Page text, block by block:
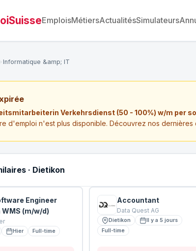
EmploisMétiersActualitésSimulateurs
Informatique &amp; IT
Verkehrsdienst (50 - 100%) w/m per
d'emploi n'est plus disponible. Découvrez nos dernières
· Dietikon
Engineer
(m/w/d)
Hier Full-time
Accountant
Data Quest AG
Dietikon
Il y a 5 jours
Full-time